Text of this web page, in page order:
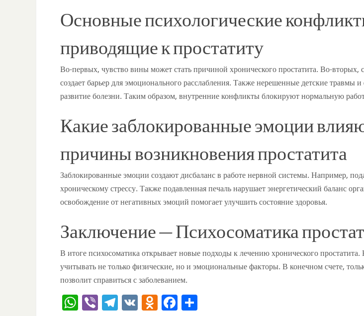
Основные психологические
приводящие к простатиту
Во-первых, чувство вины может стать причиной хронического простатита. Во-вторых,
создает барьер для эмоционального расслабления. Также нерешенные детские травмы
развитие болезни. Таким образом, внутренние конфликты блокируют нормальную
Какие заблокированные эмоции
причины возникновения простатита
Заблокированные эмоции создают дисбаланс в работе нервной системы. Например,
хроническому стрессу. Также подавленная печаль нарушает энергетический баланс
освобождение от негативных эмоций помогает улучшить состояние здоровья.
Заключение — Психосоматика
В итоге психосоматика открывает новые подходы к лечению хронического
учитывать не только физические, но и эмоциональные факторы. В конечном счете,
позволит справиться с заболеванием.
W Vi T V O F